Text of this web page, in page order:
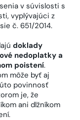
v súvislosti s
vyplývajúci z
č. 651/2014.
doklady
nedoplatky a
poistení.
môže byť aj
povinnosť
je, že
ani dlžníkom